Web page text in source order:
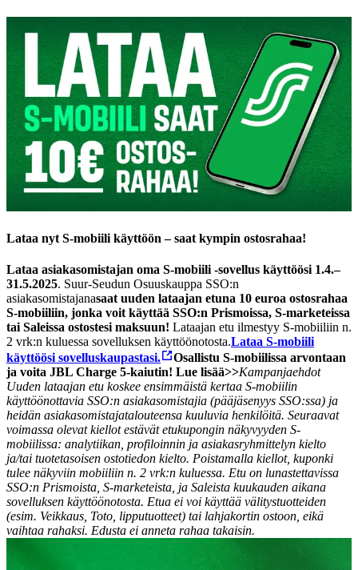
Lataa nyt S-mobiili käyttöön – saat kympin ostosrahaa!
Lataa asiakasomistajan oma S-mobiili -sovellus käyttöösi 1.4.–
31.5.2025. Suur-Seudun Osuuskauppa SSO:n
asiakasomistajanasaat uuden lataajan etuna 10 euroa ostosrahaa
S-mobiiliin, jonka voit käyttää SSO:n Prismoissa, S-marketeissa
tai Saleissa ostostesi maksuun! Lataajan etu ilmestyy S-mobiiliin n.
2 vrk:n kuluessa sovelluksen käyttöönotosta.Lataa S-mobiili
käyttöösi sovelluskaupastasi.
Osallistu S-mobiilissa arvontaan
ja voita JBL Charge 5-kaiutin! Lue lisää>>Kampanjaehdot
Uuden lataajan etu koskee ensimmäistä kertaa S-mobiilin
käyttöönottavia SSO:n asiakasomistajia (pääjäsenyys SSO:ssa) ja
heidän asiakasomistajatalouteensa kuuluvia henkilöitä. Seuraavat
voimassa olevat kiellot estävät etukupongin näkyvyyden S-
mobiilissa: analytiikan, profiloinnin ja asiakasryhmittelyn kielto
ja/tai tuotetasoisen ostotiedon kielto. Poistamalla kiellot, kuponki
tulee näkyviin mobiiliin n. 2 vrk:n kuluessa. Etu on lunastettavissa
SSO:n Prismoista, S-marketeista, ja Saleista kuukauden aikana
sovelluksen käyttöönotosta. Etua ei voi käyttää välitystuotteiden
(esim. Veikkaus, Toto, lipputuotteet) tai lahjakortin ostoon, eikä
vaihtaa rahaksi. Edusta ei anneta rahaa takaisin.